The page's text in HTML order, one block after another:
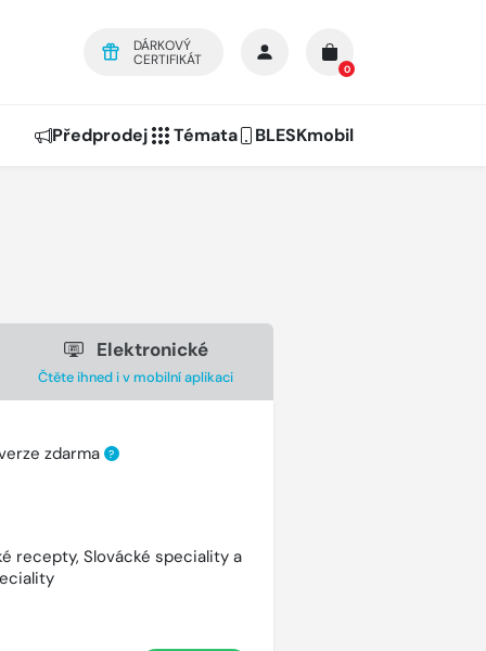
DÁRKOVÝ
CERTIFIKÁT
0
Předprodej Témata BLESKmobil
Elektronické
Čtěte ihned i v mobilní aplikaci
zdarma ?
recepty, Slovácké speciality a